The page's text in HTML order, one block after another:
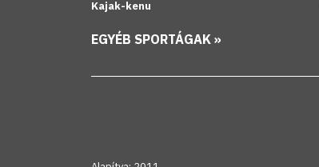
Kajak-kenu
EGYÉB SPORTÁGAK »